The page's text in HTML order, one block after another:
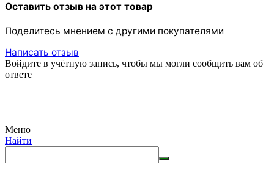
Оставить отзыв на этот товар
Поделитесь мнением с другими покупателями
Написать отзыв
Войдите в учётную запись, чтобы мы могли сообщить вам об
ответе
Меню
Найти